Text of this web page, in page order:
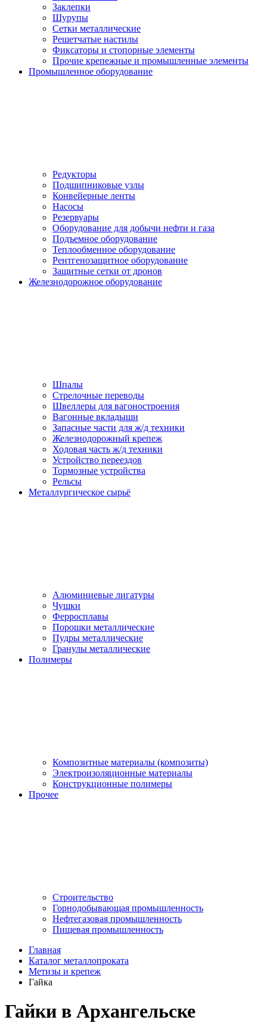
Заклепки
Шурупы
Сетки металлические
Решетчатые настилы
Фиксаторы и стопорные элементы
Прочие крепежные и промышленные элементы
Промышленное оборудование
Редукторы
Подшипниковые узлы
Конвейерные ленты
Насосы
Резервуары
Оборудование для добычи нефти и газа
Подъемное оборудование
Теплообменное оборудование
Рентгенозащитное оборудование
Защитные сетки от дронов
Железнодорожное оборудование
Шпалы
Стрелочные переводы
Швеллеры для вагоностроения
Вагонные вкладыши
Запасные части для ж/д техники
Железнодорожный крепеж
Ходовая часть ж/д техники
Устройство переездов
Тормозные устройства
Рельсы
Металлургическое сырьё
Алюминиевые лигатуры
Чушки
Ферросплавы
Порошки металлические
Пудры металлические
Гранулы металлические
Полимеры
Композитные материалы (композиты)
Электроизоляционные материалы
Конструкционные полимеры
Прочее
Строительство
Горнодобывающая промышленность
Нефтегазовая промышленность
Пищевая промышленность
Главная
Каталог металлопроката
Метизы и крепеж
Гайка
Гайки в Архангельске